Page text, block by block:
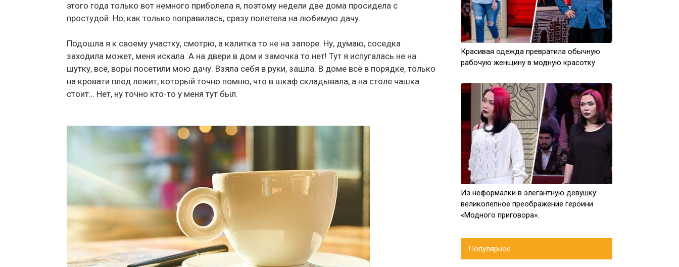
этого года только вот немного приболела я, поэтому недели две дома просидела с
простудой. Но, как только поправилась, сразу полетела на любимую дачу.
Подошла я к своему участку, смотрю, а калитка то не на запоре. Ну, думаю, соседка
заходила может, меня искала. А на двери в дом и замочка то нет! Тут я испугалась не на
шутку, всё, воры посетили мою дачу. Взяла себя в руки, зашла. В доме всё в порядке, только
на кровати плед лежит, который точно помню, что в шкаф складывала, а на столе чашка
стоит… Нет, ну точно кто-то у меня тут был.
Красивая одежда превратила обычную
рабочую женщину в модную красотку
Из неформалки в элегантную девушку:
великолепное преображение героини
«Модного приговора».
Популярное